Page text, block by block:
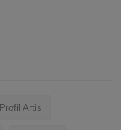
Profil Artis